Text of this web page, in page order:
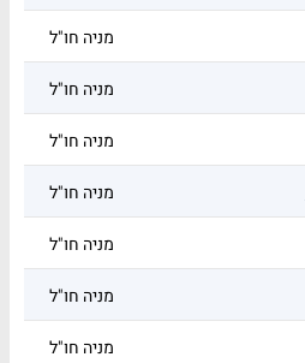
מניה חו"ל
מניה חו"ל
מניה חו"ל
מניה חו"ל
מניה חו"ל
מניה חו"ל
מניה חו"ל